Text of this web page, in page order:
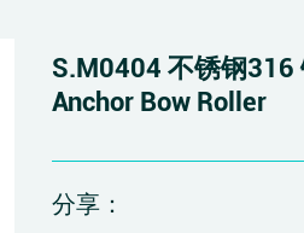
S.M0404 不锈钢316
Anchor Bow Roller
分享：